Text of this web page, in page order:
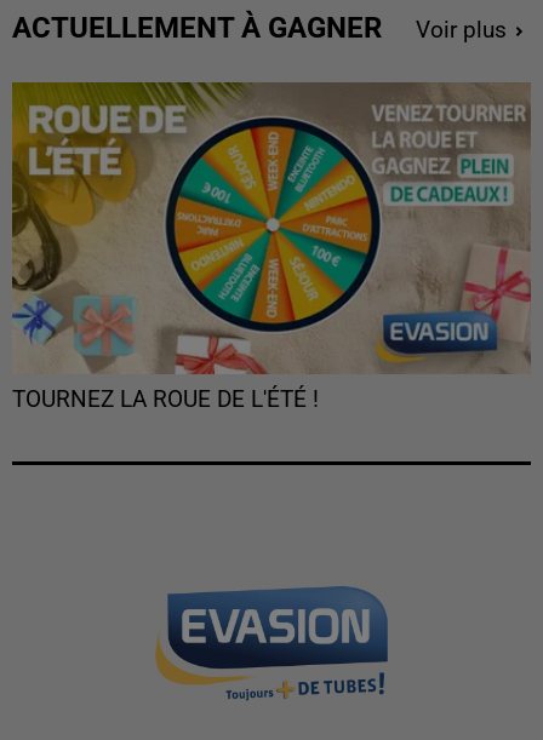
ACTUELLEMENT À GAGNER Voir plus
TOURNEZ LA ROUE DE L'ÉTÉ !